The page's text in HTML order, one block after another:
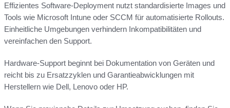
Effizientes Software-Deployment nutzt standardisierte Images und
Tools wie Microsoft Intune oder SCCM für automatisierte Rollouts.
Einheitliche Umgebungen verhindern Inkompatibilitäten und
vereinfachen den Support.
Hardware-Support beginnt bei Dokumentation von Geräten und
reicht bis zu Ersatzzyklen und Garantieabwicklungen mit
Herstellern wie Dell, Lenovo oder HP.